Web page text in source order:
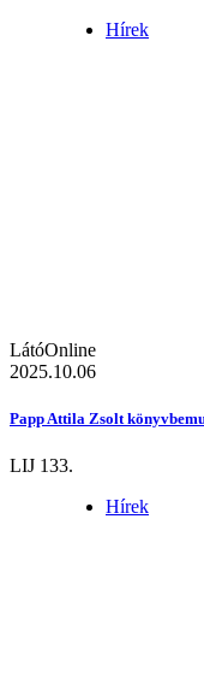
Hírek
LátóOnline
2025.10.06
Papp Attila Zsolt
LIJ 133.
Hírek